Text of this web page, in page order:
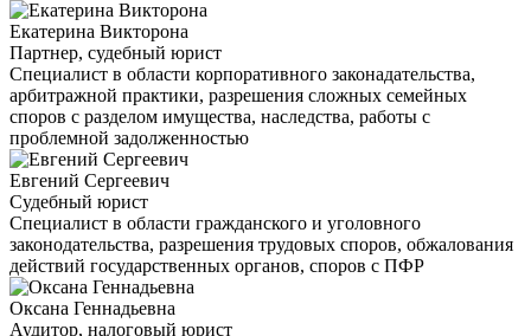
Екатерина Викторона
Партнер, судебный юрист
Специалист в области корпоративного законадательства,
арбитражной практики, разрешения сложных семейных
споров с разделом имущества, наследства, работы с
проблемной задолженностью
Евгений Сергеевич
Судебный юрист
Специалист в области гражданского и уголовного
законодательства, разрешения трудовых споров, обжалования
действий государственных органов, споров с ПФР
Оксана Геннадьевна
Аудитор, налоговый юрист